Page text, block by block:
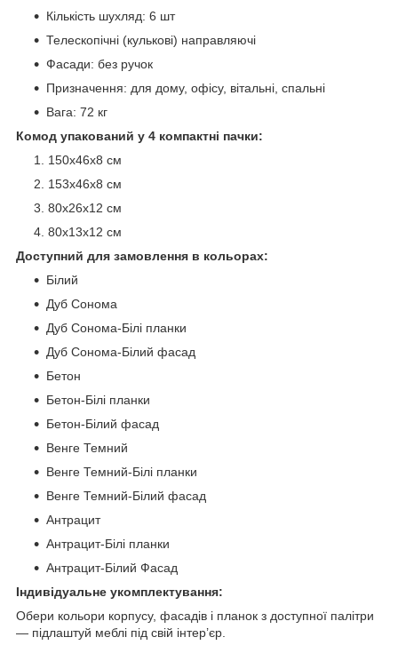
Кількість шухляд: 6 шт
Телескопічні (кулькові) направляючі
Фасади: без ручок
Призначення: для дому, офісу, вітальні, спальні
Вага: 72 кг
Комод упакований у 4 компактні пачки:
150х46х8 см
153х46х8 см
80х26х12 см
80х13х12 см
Доступний для замовлення в кольорах:
Білий
Дуб Сонома
Дуб Сонома-Білі планки
Дуб Сонома-Білий фасад
Бетон
Бетон-Білі планки
Бетон-Білий фасад
Венге Темний
Венге Темний-Білі планки
Венге Темний-Білий фасад
Антрацит
Антрацит-Білі планки
Антрацит-Білий Фасад
Індивідуальне укомплектування:
Обери кольори корпусу, фасадів і планок з доступної палітри
— підлаштуй меблі під свій інтер’єр.